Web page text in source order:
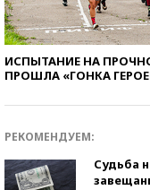
ИСПЫТАНИЕ НА
ПРОШЛА «ГОНКА
РЕКОМЕНДУЕМ:
Судьба